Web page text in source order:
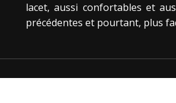
lacet, aussi confortables et
précédentes et pourtant, plus
Bien plus que le simple fait